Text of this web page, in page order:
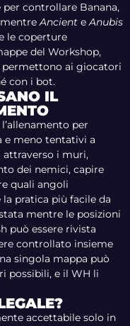
per controllare Banana,
mentreAncient eAnubis
le coperture
del Workshop,
permettono ai giocatori
con i bot.
IL
per
e meno tentativi a
i muri,
dei nemici, capire
quali angoli
pratica più facile da
mentre le posizioni
può essere rivista
controllato insieme
singola mappa può
possibili, e il WH li
accettabile solo in